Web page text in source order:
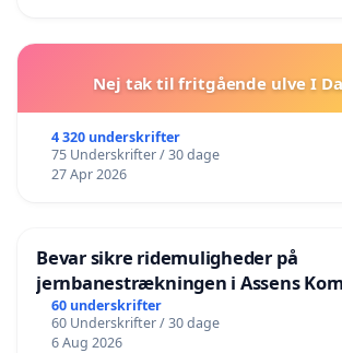
Nej tak til fritgående ulve I
4 320 underskrifter
75 Underskrifter / 30 dage
27 Apr 2026
Bevar sikre ridemuligheder på
jernbanestrækningen i Assens
60 underskrifter
60 Underskrifter / 30 dage
6 Aug 2026